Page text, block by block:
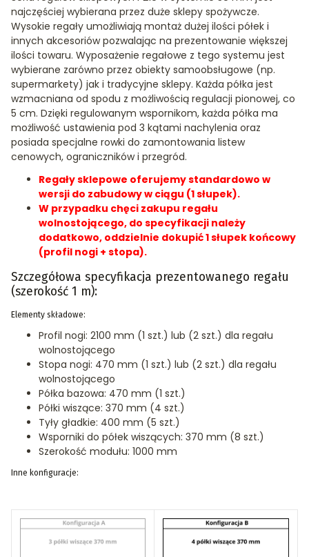
najczęściej wybierana przez duże sklepy spożywcze.
Wysokie regały umożliwiają montaż dużej ilości półek i
innych akcesoriów pozwalając na prezentowanie większej
ilości towaru. Wyposażenie regałowe z tego systemu jest
wybierane zarówno przez obiekty samoobsługowe (np.
supermarkety) jak i tradycyjne sklepy. Każda półka jest
wzmacniana od spodu z możliwością regulacji pionowej, co
5 cm. Dzięki regulowanym wspornikom, każda półka ma
możliwość ustawienia pod 3 kątami nachylenia oraz
posiada specjalne rowki do zamontowania listew
cenowych, ograniczników i przegród.
Regały sklepowe oferujemy standardowo w
wersji do zabudowy w ciągu (1 słupek).
W przypadku chęci zakupu regału
wolnostojącego, do specyfikacji należy
dodatkowo, oddzielnie dokupić 1 słupek końcowy
(profil nogi + stopa).
Szczegółowa specyfikacja prezentowanego regału
(szerokość 1 m):
Elementy składowe:
Profil nogi: 2100 mm (1 szt.) lub (2 szt.) dla regału
wolnostojącego
Stopa nogi: 470 mm (1 szt.) lub (2 szt.) dla regału
wolnostojącego
Półka bazowa: 470 mm (1 szt.)
Półki wiszące: 370 mm (4 szt.)
Tyły gładkie: 400 mm (5 szt.)
Wsporniki do półek wiszących: 370 mm (8 szt.)
Szerokość modułu: 1000 mm
Inne konfiguracje: